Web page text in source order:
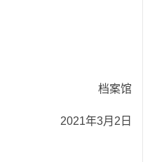
档案馆
2021年3月2日